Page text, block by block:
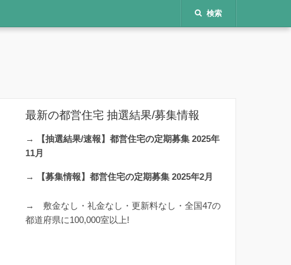
検索
最新の都営住宅 抽選結果/募集情報
→
【抽選結果/速報】都営住宅の定期募集 2025年
11月
→ 【募集情報】都営住宅の定期募集 2025年2月
→ 敷金なし・礼金なし・更新料なし・全国47の
都道府県に100,000室以上!